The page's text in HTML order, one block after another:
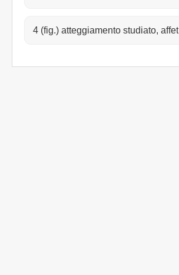
4 (fig.) atteggiamento studiato, affet